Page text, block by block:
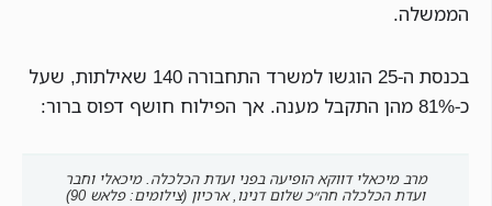
הממשלה.
בכנסת ה-25 הוגשו למשרד התחבורה 140 שאילתות, שעל
כ-81% מהן התקבל מענה. אך הפילוח חושף דפוס ברור:
מרב מיכאלי דווקא הופיעה בפני ועדת הכלכלה. מיכאלי וחבר
ועדת הכלכלה חה״כ שלום דנינו, ארכיון (צילומים: פלאש 90)